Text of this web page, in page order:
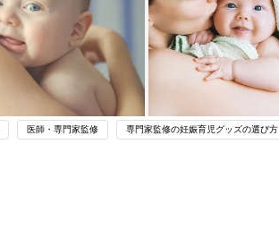
医師・専門家監修 専門家監修の妊娠育児グッズの選び方